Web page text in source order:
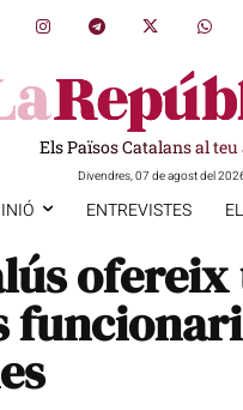
Els Països Catalans al teu
Divendres, 07 de agost del
ENTREVISTES
ofereix